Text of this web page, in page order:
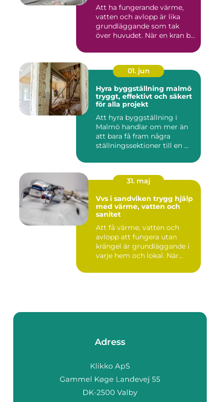
Att ha fungerande värme,
vatten och avlopp är lika
grundläggande som tak
över huvudet. När en kran b...
01. jun
Hyra byggställning malmö
tryggt, effektivt och säkert
för alla projekt
Att hyra byggställning i
Malmö handlar om mer än
att bara få fram några
ställningssektioner till en ...
31. maj
Vvs i sandviken trygg hjälp
med värme, vatten och
sanitet
Att få värme, vatten och
avlopp att fungera utan
krångel är grundläggande i
varje hem och lokal. När...
Adress